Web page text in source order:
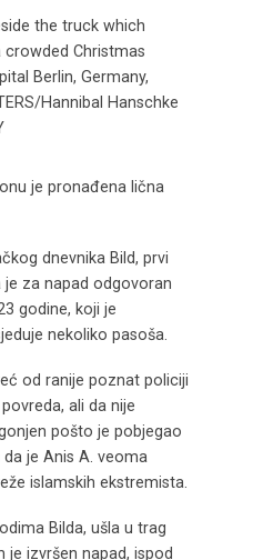
je pronađena lična
dnevnika Bild, prvi
je za napad odgovoran
godine, koji je
nekoliko pasoša.
od ranije poznat policiji
ali da nije
pošto je pobjegao
je Anis A. veoma
islamskih ekstremista.
Bilda, ušla u trag
izvršen napad, ispod